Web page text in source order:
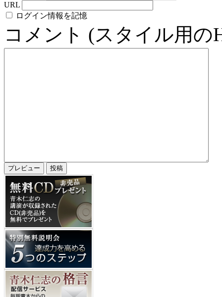
URL
ログイン情報を記憶
コメント (スタイル用